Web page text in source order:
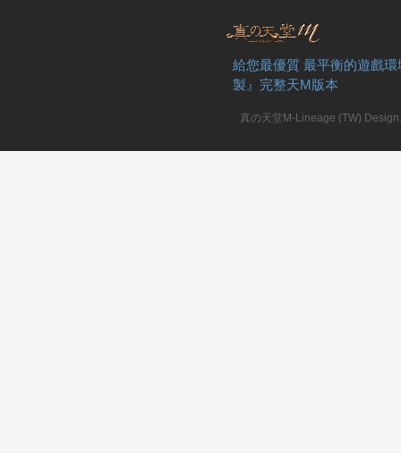
給您最優質 最平衡的遊戲
製』完整天M版本
真の天堂M-Lineage (TW)